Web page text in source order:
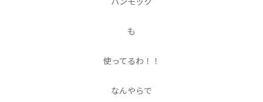
も
使ってるわ！！
なんやらで